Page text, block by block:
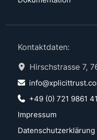
Kontaktdaten:
Hirschstrasse 7,
+49 (0) 721 9861
Impressum
Datenschutzerklärung